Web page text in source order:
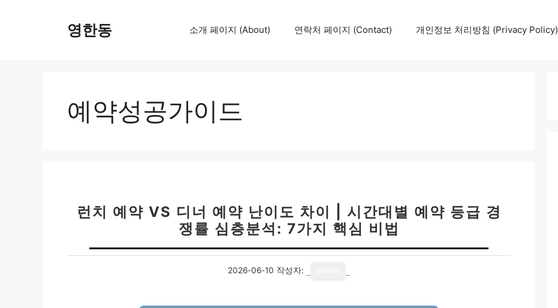
영한동 소개 페이지 (About) 연락처 페이지 (Contact) 개인정보 처리방침 (Privacy Policy)
예약성공가이드
런치 예약 VS 디너 예약 난이도 차이 | 시간대별 예약 등급 경
쟁률 심층분석: 7가지 핵심 비법
2026-06-10 작성자: